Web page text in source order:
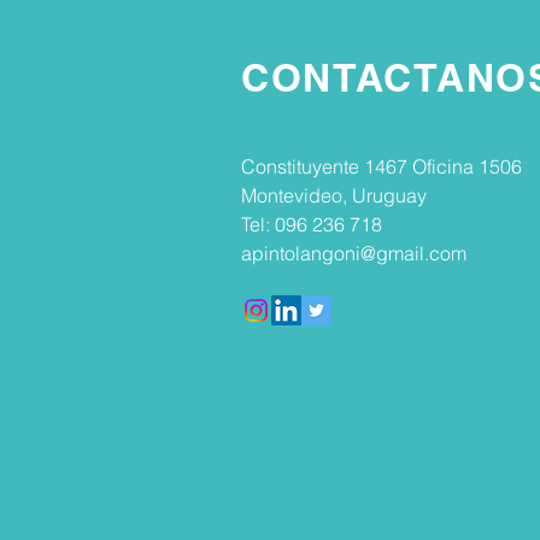
Constituyente 1467 Oficina 1506
Montevideo, Uruguay
Tel: 096 236 718
apintolangoni@gmail.com